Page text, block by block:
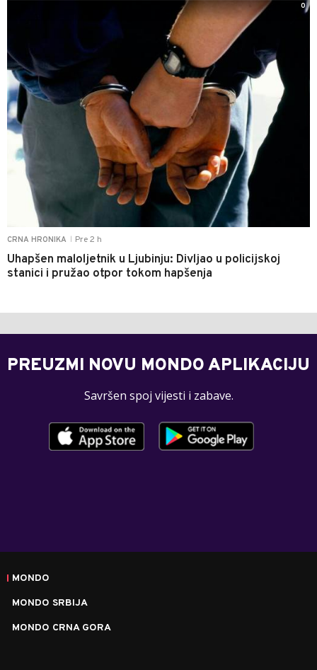
CRNA HRONIKA Pre 2 h
Uhapšen maloljetnik u Ljubinju: Divljao u policijskoj
stanici i pružao otpor tokom hapšenja
0
PREUZMI NOVU MONDO APLIKACIJU
Savršen spoj vijesti i zabave.
MONDO
MONDO SRBIJA
MONDO CRNA GORA